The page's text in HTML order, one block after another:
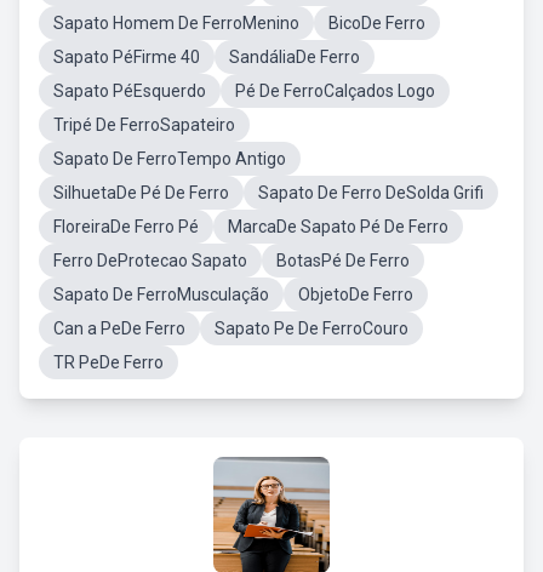
Sapato Homem De FerroMenino
BicoDe Ferro
Sapato PéFirme 40
SandáliaDe Ferro
Sapato PéEsquerdo
Pé De FerroCalçados Logo
Tripé De FerroSapateiro
Sapato De FerroTempo Antigo
SilhuetaDe Pé De Ferro
Sapato De Ferro DeSolda Grifi
FloreiraDe Ferro Pé
MarcaDe Sapato Pé De Ferro
Ferro DeProtecao Sapato
BotasPé De Ferro
Sapato De FerroMusculação
ObjetoDe Ferro
Can a PeDe Ferro
Sapato Pe De FerroCouro
TR PeDe Ferro